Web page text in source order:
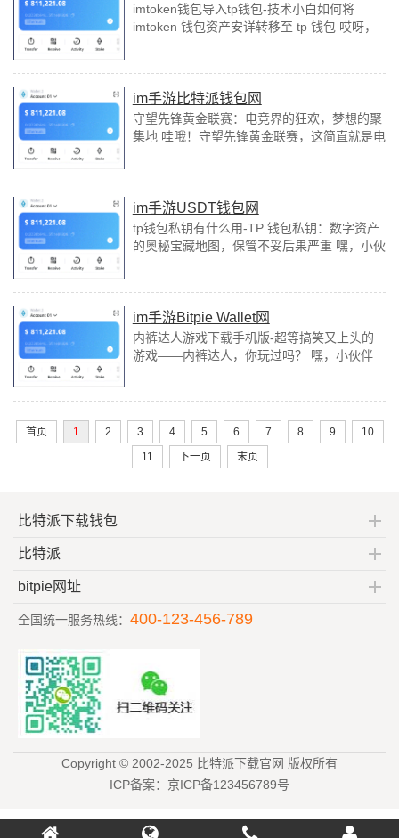
imtoken钱包导入tp钱包-技术小白如何将
imtoken 钱包资产安详转移至 tp 钱包 哎呀，
im手游比特派钱包网
守望先锋黄金联赛：电竞界的狂欢，梦想的聚
集地 哇哦！守望先锋黄金联赛，这简直就是电
im手游USDT钱包网
tp钱包私钥有什么用-TP 钱包私钥：数字资产
的奥秘宝藏地图，保管不妥后果严重 嘿，小伙
im手游Bitpie Wallet网
内裤达人游戏下载手机版-超等搞笑又上头的
游戏——内裤达人，你玩过吗？ 嘿，小伙伴
首页 1 2 3 4 5 6 7 8 9
10
11
下一页 末页
比特派下载钱包
比特派
bitpie网址
全国统一服务热线： 400-123-456-789
Copyright © 2002-2025 比特派下载官网 版权所有
ICP备案：京ICP备123456789号